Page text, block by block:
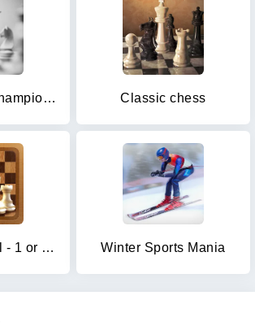
World Chess Championship Classic chess
Chess 4 Casual - 1 or 2-player Winter Sports Mania